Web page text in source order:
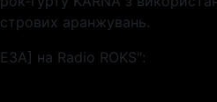
аранжувань.
на Radio ROKS":